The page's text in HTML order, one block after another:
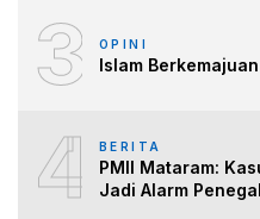
3 OPINI
Islam
4 BERITA
PMII Mataram:
Jadi Alarm